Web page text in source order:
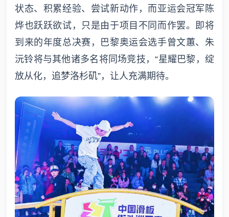
状态、积累经验、尝试新动作，而亚运会冠军陈
烨也跃跃欲试，只是由于项目不同而作罢。即将
到来的年度总决赛，巴黎奥运会选手曾文蕙、朱
沅铃将与其他诸多名将同场竞技，“星耀巴黎，绽
放从化，追梦洛杉矶”，让人充满期待。